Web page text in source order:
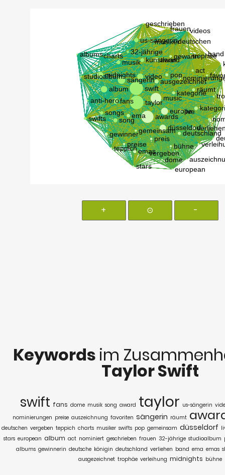
+ ⊙ -
Keywords im
Taylor Swift
swift fans dome musik song award taylor us-sängerin
nominierungen preise auszeichnung favoriten sängerin räumt
deutschen vergeben teppich charts musiker swifts pop gemeinsam düsseldorf
stars european album act nominiert geschrieben frauen 32-jährige studioalbum
albums gewinnerin deutsche königin deutschland verliehen band ema emas
ausgezeichnet trophäe verleihung midnights bühne